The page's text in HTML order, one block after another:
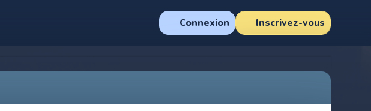
Connexion Inscrivez-vous